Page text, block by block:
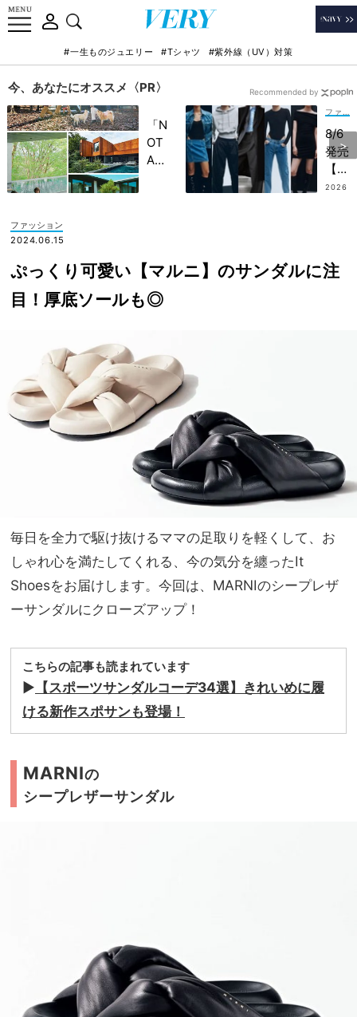
#一生ものジュエリー #Tシャツ #紫外線（UV）対策
今、あなたにオススメ〈PR〉
「N
OT
A
記憶
に一
生残
上の
家族
旅】
を
8/6
発売
【H
&M
.NY
2026
Recommended by
ファッション
2024.06.15
ぷっくり可愛い【マルニ】のサンダルに注
目！厚底ソールも◎
毎日を全力で駆け抜けるママの足取りを軽くして、お
しゃれ心を満たしてくれる、今の気分を纏ったIt
Shoesをお届けします。今回は、MARNIのシープレザ
ーサンダルにクローズアップ！
こちらの記事も読まれています
▶︎ 【スポーツサンダルコーデ34選】きれいめに履
ける新作スポサンも登場！
MARNIの
シープレザーサンダル